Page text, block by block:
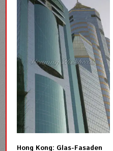
gewählt
werden
Hong Kong: Glas-Fasaden